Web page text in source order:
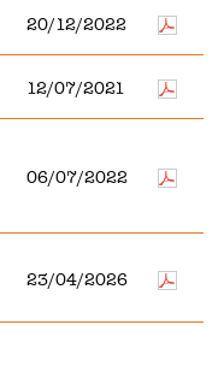
20/12/2022
12/07/2021
06/07/2022
23/04/2026